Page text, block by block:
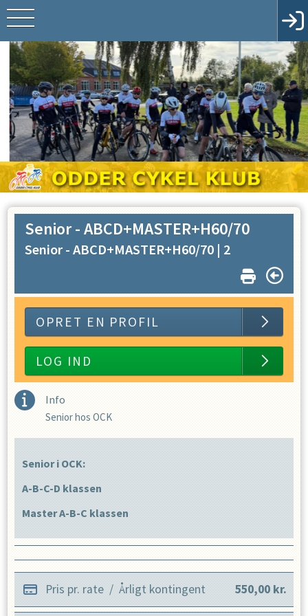
Senior - ABCD+MASTER+H60/70
Senior - ABCD+MASTER+H60/70 | 2
OPRET EN PROFIL
LOG IND
Info
Senior hos OCK
Senior i OCK:
A-B-C-D klassen
Master A-B-C klassen
Pris pr. rate / Årligt kontingent 550,00 kr.